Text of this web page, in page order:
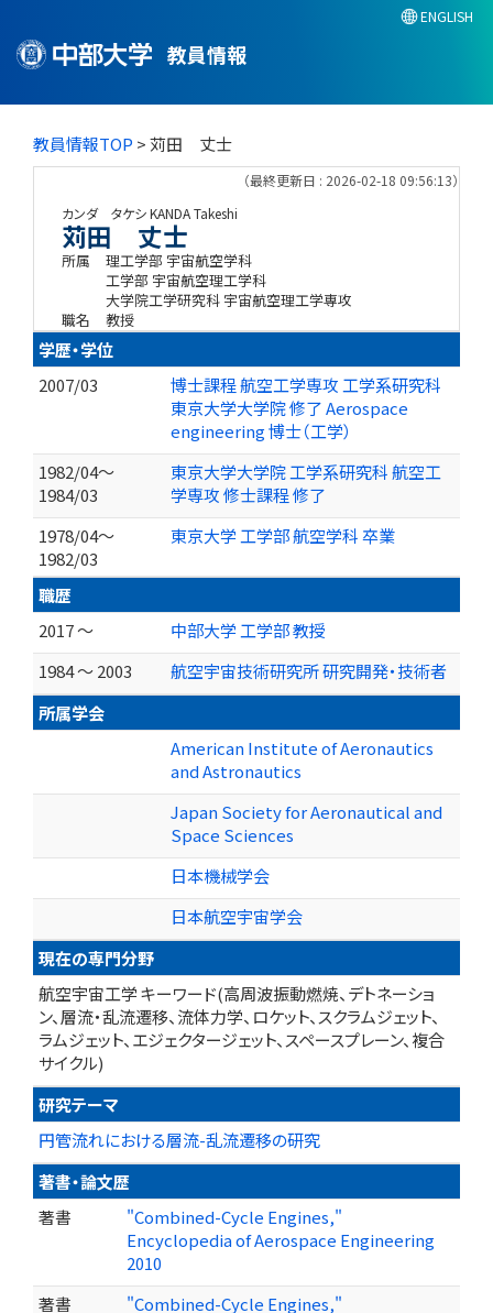
教員情報
ENGLISH
教員情報TOP > 苅田 丈士
（最終更新日 : 2026-02-18 09:56:13）
カンダ タケシKANDA Takeshi
苅田 丈士
所属
理工学部 宇宙航空学科
工学部 宇宙航空理工学科
大学院工学研究科 宇宙航空理工学専攻
職名
教授
学歴・学位
2007/03
博士課程 航空工学専攻 工学系研究科
東京大学大学院 修了 Aerospace
engineering 博士（工学）
1982/04～
1984/03
東京大学大学院 工学系研究科 航空工
学専攻 修士課程 修了
1978/04～
1982/03
東京大学 工学部 航空学科 卒業
職歴
2017 ～
中部大学 工学部 教授
1984 ～ 2003
航空宇宙技術研究所 研究開発・技術者
所属学会
American Institute of Aeronautics
and Astronautics
Japan Society for Aeronautical and
Space Sciences
日本機械学会
日本航空宇宙学会
現在の専門分野
航空宇宙工学 キーワード(高周波振動燃焼、デトネーショ
ン、層流・乱流遷移、流体力学、ロケット、スクラムジェット、
ラムジェット、エジェクタージェット、スペースプレーン、複合
サイクル)
研究テーマ
円管流れにおける層流-乱流遷移の研究
著書・論文歴
著書
"Combined-Cycle Engines,"
Encyclopedia of Aerospace Engineering
2010
著書
"Combined-Cycle Engines,"